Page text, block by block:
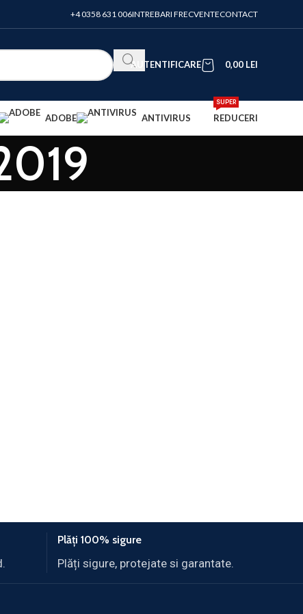
+4 0358 631 006INTREBARI FRECVENTECONTACT
AUTENTIFICARE 0,00 LEI
ADOBE
ANTIVIRUS
REDUCERI
SUPER
Plăți 100% sigure
Plăți sigure, protejate si garantate.